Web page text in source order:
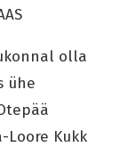
olla
ühe
Loore Kukk